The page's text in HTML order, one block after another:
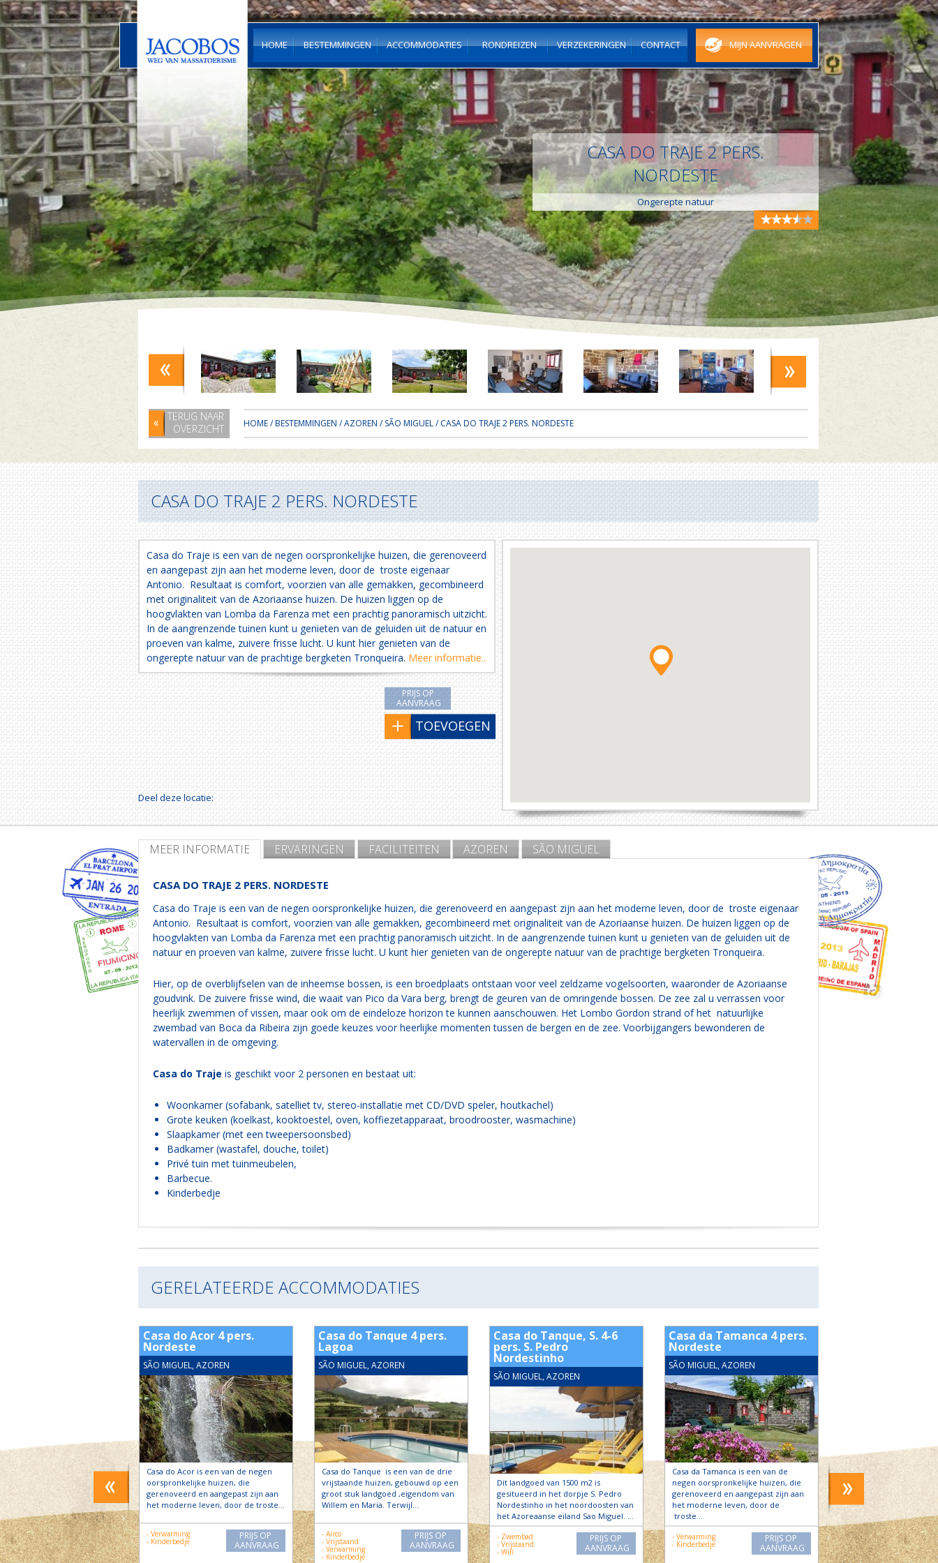
HOME BESTEMMINGEN ACCOMMODATIES RONDREIZEN VERZEKERINGEN CONTACT MIJN AANVRAGEN
CASA DO TRAJE 2 PERS.
NORDESTE
Ongerepte natuur
TERUG NAAR
OVERZICHT
HOME/BESTEMMINGEN /AZOREN /SÃO MIGUEL/ CASA DO TRAJE 2 PERS. NORDESTE
CASA DO TRAJE 2 PERS. NORDESTE
Casa do Traje is een van de negen oorspronkelijke huizen, die gerenoveerd
en aangepast zijn aan het moderne leven, door de troste eigenaar
Antonio. Resultaat is comfort, voorzien van alle gemakken, gecombineerd
met originaliteit van de Azoriaanse huizen. De huizen liggen op de
hoogvlakten van Lomba da Farenza met een prachtig panoramisch uitzicht.
In de aangrenzende tuinen kunt u genieten van de geluiden uit de natuur en
proeven van kalme, zuivere frisse lucht. U kunt hier genieten van de
ongerepte natuur van de prachtige bergketen Tronqueira. Meer informatie..
PRIJS OP
AANVRAAG
TOEVOEGEN
Deel deze locatie:
MEER INFORMATIE ERVARINGEN FACILITEITEN AZOREN SÃO MIGUEL
CASA DO TRAJE 2 PERS. NORDESTE
Casa do Traje is een van de negen oorspronkelijke huizen, die gerenoveerd en aangepast zijn aan het moderne leven, door de troste eigenaar
Antonio. Resultaat is comfort, voorzien van alle gemakken, gecombineerd met originaliteit van de Azoriaanse huizen. De huizen liggen op de
hoogvlakten van Lomba da Farenza met een prachtig panoramisch uitzicht. In de aangrenzende tuinen kunt u genieten van de geluiden uit de
natuur en proeven van kalme, zuivere frisse lucht. U kunt hier genieten van de ongerepte natuur van de prachtige bergketen Tronqueira.
Hier, op de overblijfselen van de inheemse bossen, is een broedplaats ontstaan voor veel zeldzame vogelsoorten, waaronder de Azoriaanse
goudvink. De zuivere frisse wind, die waait van Pico da Vara berg, brengt de geuren van de omringende bossen. De zee zal u verrassen voor
heerlijk zwemmen of vissen, maar ook om de eindeloze horizon te kunnen aanschouwen. Het Lombo Gordon strand of het natuurlijke
zwembad van Boca da Ribeira zijn goede keuzes voor heerlijke momenten tussen de bergen en de zee. Voorbijgangers bewonderen de
watervallen in de omgeving.
Casa do Traje is geschikt voor 2 personen en bestaat uit:
Woonkamer (sofabank, satelliet tv, stereo-installatie met CD/DVD speler, houtkachel)
Grote keuken (koelkast, kooktoestel, oven, koffiezetapparaat, broodrooster, wasmachine)
Slaapkamer (met een tweepersoonsbed)
Badkamer (wastafel, douche, toilet)
Privé tuin met tuinmeubelen,
Barbecue.
Kinderbedje
GERELATEERDE ACCOMMODATIES
Fonte ligt in het dorpje
in het hart van de Nordeste
is de trotse eigenaar
PRIJS OP
AANVRAAG
Casa do Acor 4 pers.
Nordeste
SÃO MIGUEL, AZOREN
Casa do Acor is een van de negen
oorspronkelijke huizen, die
gerenoveerd en aangepast zijn aan
het moderne leven, door de troste…
- Verwarming
- Kinderbedje
PRIJS OP
AANVRAAG
Casa do Tanque 4 pers.
Lagoa
SÃO MIGUEL, AZOREN
Casa do Tanque is een van de drie
vrijstaande huizen, gebouwd op een
groot stuk landgoed ,eigendom van
Willem en Maria. Terwijl…
- Airco
- Vrijstaand
- Verwarming
- Kinderbedje
PRIJS OP
AANVRAAG
Casa do Tanque, S. 4-6
pers. S. Pedro
Nordestinho
SÃO MIGUEL, AZOREN
Dit landgoed van 1500 m2 is
gesitueerd in het dorpje S. Pedro
Nordestinho in het noordoosten van
het Azoreaanse eiland Sao Miguel. …
- Zwembad
- Vrijstaand
- Wifi
PRIJS OP
AANVRAAG
Casa da Tamanca 4 pers.
Nordeste
SÃO MIGUEL, AZOREN
Casa da Tamanca is een van de
negen oorspronkelijke huizen, die
gerenoveerd en aangepast zijn aan
het moderne leven, door de
troste…
- Verwarming
- Kinderbedje
PRIJS OP
AANVRAAG
Casa da Talha ligt in
Algarvia in het hart van
wijk. Ricardo is de
van deze fraaie…
- Wifi
- Vrijstaand
- Verwarming
- Kinderbedje